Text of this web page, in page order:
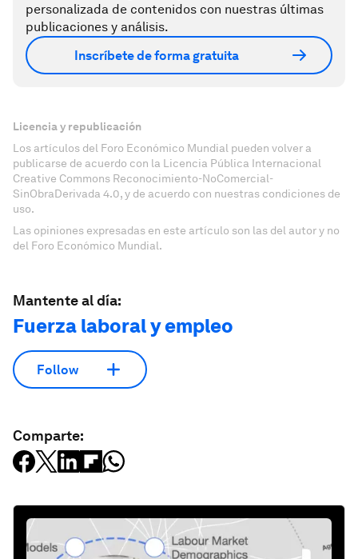
personalizada de contenidos con nuestras últimas
publicaciones y análisis.
Inscríbete de forma gratuita
Licencia y republicación
Los artículos del Foro Económico Mundial pueden volver a
publicarse de acuerdo con la Licencia Pública Internacional
Creative Commons Reconocimiento-NoComercial-
SinObraDerivada 4.0, y de acuerdo con nuestras condiciones de
uso.
Las opiniones expresadas en este artículo son las del autor y no
del Foro Económico Mundial.
Mantente al día:
Fuerza laboral y empleo
Follow
Comparte: